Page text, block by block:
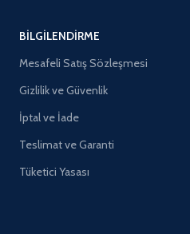
BILGILENDIRME
Mesafeli Satış Sözleşmesi
Gizlilik ve Güvenlik
İptal ve İade
Teslimat ve Garanti
Tüketici Yasası